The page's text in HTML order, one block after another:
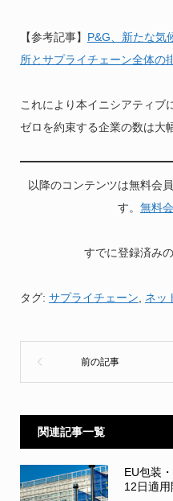
【参考記事】 P&G、新たな気
所とサプライチェーン全体の
これにより本イニシアティブ
ゼロを約束する企業の数は大
以降のコンテンツは無料会
す。 無料
すでに登録済み
タグ: サプライチェーン ネッ
関連記事一覧
EU包装
12日適